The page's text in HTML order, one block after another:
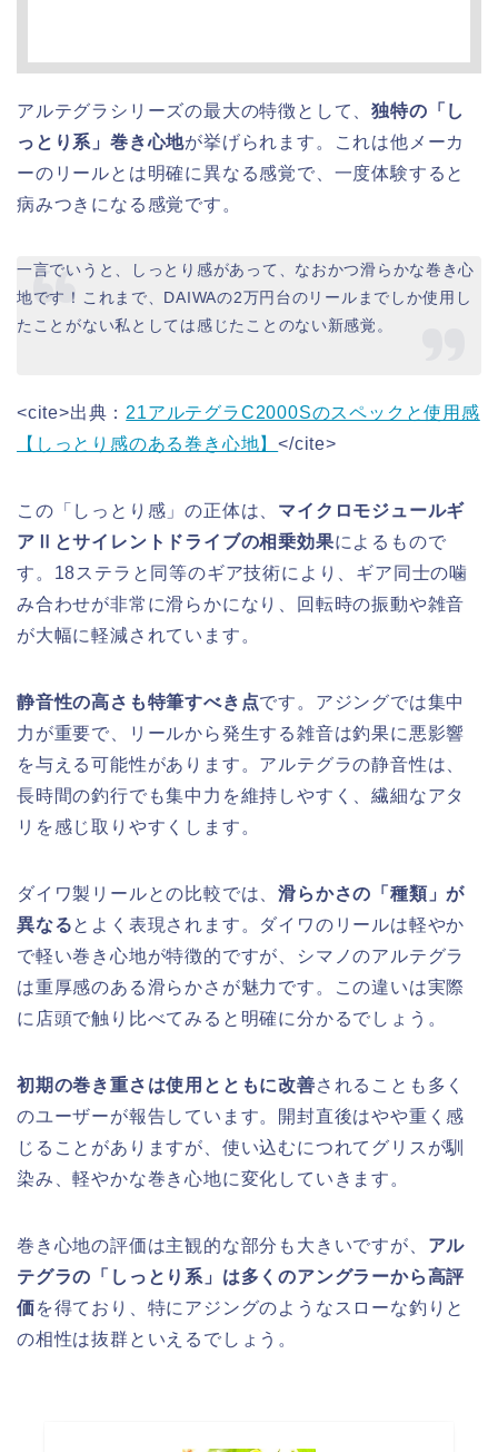
アルテグラシリーズの最大の特徴として、独特の「し
っとり系」巻き心地が挙げられます。これは他メーカ
ーのリールとは明確に異なる感覚で、一度体験すると
病みつきになる感覚です。
一言でいうと、しっとり感があって、なおかつ滑らかな巻き心
地です！これまで、DAIWAの2万円台のリールまでしか使用し
たことがない私としては感じたことのない新感覚。
<cite>出典： 21アルテグラC2000Sのスペックと使用感
【しっとり感のある巻き心地】</cite>
この「しっとり感」の正体は、 マイクロモジュールギ
アⅡとサイレントドライブの相乗効果によるもので
す。18ステラと同等のギア技術により、ギア同士の噛
み合わせが非常に滑らかになり、回転時の振動や雑音
が大幅に軽減されています。
静音性の高さも特筆すべき点です。アジングでは集中
力が重要で、リールから発生する雑音は釣果に悪影響
を与える可能性があります。アルテグラの静音性は、
長時間の釣行でも集中力を維持しやすく、繊細なアタ
リを感じ取りやすくします。
ダイワ製リールとの比較では、滑らかさの「種類」が
異なるとよく表現されます。ダイワのリールは軽やか
で軽い巻き心地が特徴的ですが、シマノのアルテグラ
は重厚感のある滑らかさが魅力です。この違いは実際
に店頭で触り比べてみると明確に分かるでしょう。
初期の巻き重さは使用とともに改善されることも多く
のユーザーが報告しています。開封直後はやや重く感
じることがありますが、使い込むにつれてグリスが馴
染み、軽やかな巻き心地に変化していきます。
巻き心地の評価は主観的な部分も大きいですが、 アル
テグラの「しっとり系」は多くのアングラーから高評
価を得ており、特にアジングのようなスローな釣りと
の相性は抜群といえるでしょう。